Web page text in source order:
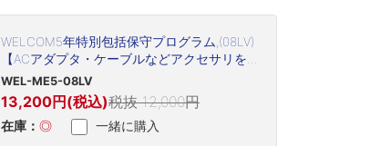
WELCOM5年特別包括保守プログラム,(08LV)
【ACアダプタ・ケーブルなどアクセサリを
含む(但し、プリントヘッド・プラテン・バ
ッテリなど消耗品は除く)】
WEL-ME5-08LV
13,200円(税込)税抜 12,000円
在庫： ◎ 一緒に購入